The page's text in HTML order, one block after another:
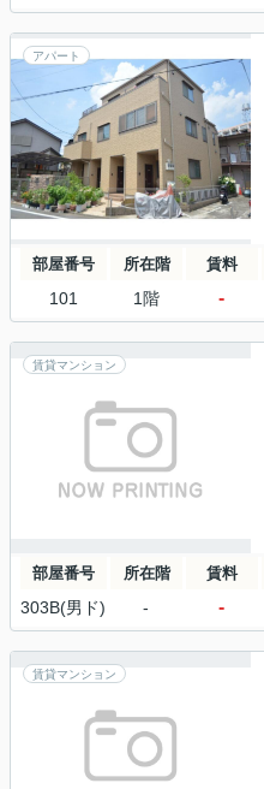
アパート
部屋番号 所在階 賃料
101 1階 -
賃貸マンション
部屋番号 所在階 賃料
303B(男ド) - -
賃貸マンション